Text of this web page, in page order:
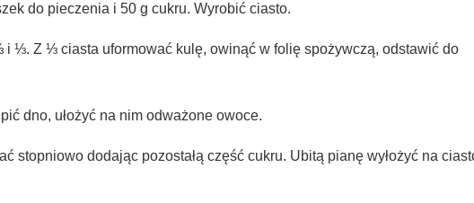
do pieczenia i 50 g cukru. Wyrobić ciasto.
⅓. Z ⅓ ciasta uformować kulę, owinąć w folię spożywczą, odstawić do
dno, ułożyć na nim odważone owoce.
stopniowo dodając pozostałą część cukru. Ubitą pianę wyłożyć na